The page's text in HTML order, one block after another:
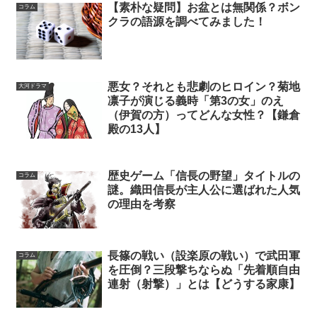
コラム
【素朴な疑問】お盆とは無関係？ボン
クラの語源を調べてみました！
大河ドラマ
悪女？それとも悲劇のヒロイン？菊地
凛子が演じる義時「第3の女」のえ
（伊賀の方）ってどんな女性？【鎌倉
殿の13人】
コラム
歴史ゲーム「信長の野望」タイトルの
謎。織田信長が主人公に選ばれた人気
の理由を考察
コラム
長篠の戦い（設楽原の戦い）で武田軍
を圧倒？三段撃ちならぬ「先着順自由
連射（射撃）」とは【どうする家康】